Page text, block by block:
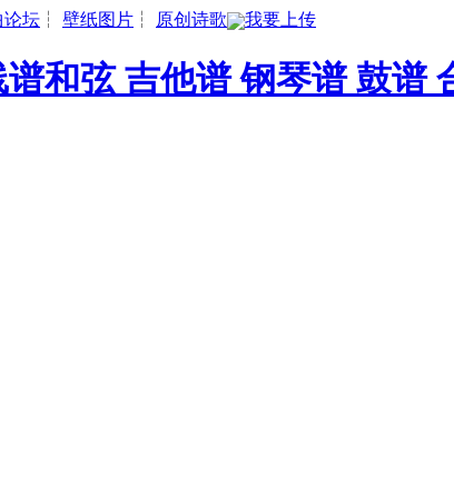
论坛 ┆ 壁纸图片 ┆ 原创诗歌 我要上传
和弦 吉他谱 钢琴谱 鼓谱